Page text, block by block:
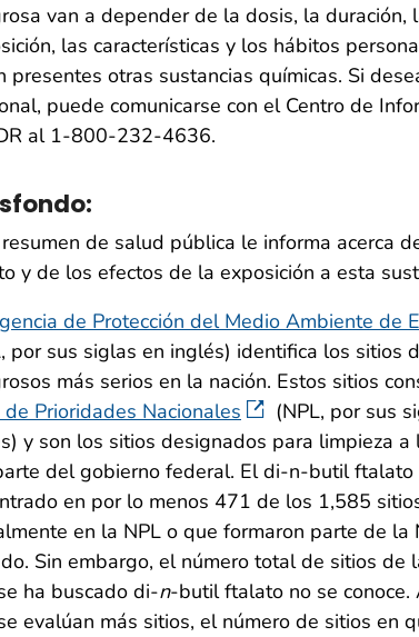
van a depender de la dosis, la duración,
las características y los hábitos
presentes otras sustancias químicas. Si
puede comunicarse con el Centro de
al 1-800-232-4636.
de salud pública le informa acerca
y de los efectos de la exposición a esta
de Protección del Medio Ambiente de
por sus siglas en inglés) identifica los sitios
más serios en la nación. Estos sitios
de Prioridades Nacionales
(NPL, por sus
y son los sitios designados para limpieza a
del gobierno federal. El di-n-butil ftalato
en por lo menos 471 de los 1,585
en la NPL o que formaron parte de la
Sin embargo, el número total de sitios de
ha buscado di-n-butil ftalato no se conoce.
evalúan más sitios, el número de sitios en